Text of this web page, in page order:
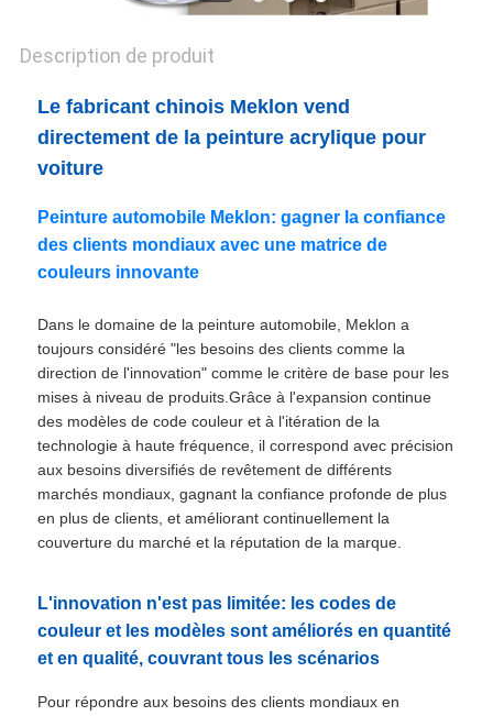
Description de produit
Le fabricant chinois Meklon vend
directement de la peinture acrylique pour
voiture
Peinture automobile Meklon: gagner la confiance
des clients mondiaux avec une matrice de
couleurs innovante
Dans le domaine de la peinture automobile, Meklon a
toujours considéré "les besoins des clients comme la
direction de l'innovation" comme le critère de base pour les
mises à niveau de produits.Grâce à l'expansion continue
des modèles de code couleur et à l'itération de la
technologie à haute fréquence, il correspond avec précision
aux besoins diversifiés de revêtement de différents
marchés mondiaux, gagnant la confiance profonde de plus
en plus de clients, et améliorant continuellement la
couverture du marché et la réputation de la marque.
L'innovation n'est pas limitée: les codes de
couleur et les modèles sont améliorés en quantité
et en qualité, couvrant tous les scénarios
Pour répondre aux besoins des clients mondiaux en